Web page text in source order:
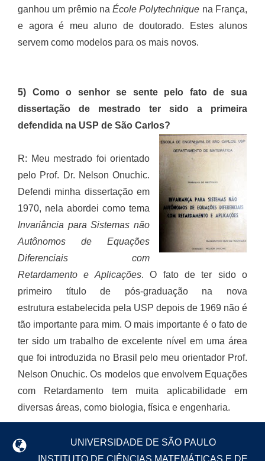
ganhou um prêmio naÉcole Polytechnique na França,
e agora é meu aluno de doutorado. Estes alunos
servem como modelos para os mais novos.
5) Como o senhor se sente pelo fato de sua
dissertação de mestrado ter sido a primeira
defendida na USP de São Carlos?
R: Meu mestrado foi orientado
pelo Prof. Dr. Nelson Onuchic.
Defendi minha dissertação em
1970, nela abordei como tema
Invariância para Sistemas não
Autônomos de Equações
Diferenciais com
Retardamento e Aplicações. O fato de ter sido o
primeiro título de pós-graduação na nova
estrutura estabelecida pela USP depois de 1969 não é
tão importante para mim. O mais importante é o fato de
ter sido um trabalho de excelente nível em uma área
que foi introduzida no Brasil pelo meu orientador Prof.
Nelson Onuchic. Os modelos que envolvem Equações
com Retardamento tem muita aplicabilidade em
diversas áreas, como biologia, física e engenharia.
UNIVERSIDADE DE SÃO PAULO
INSTITUTO DE CIÊNCIAS MATEMÁTICAS E DE